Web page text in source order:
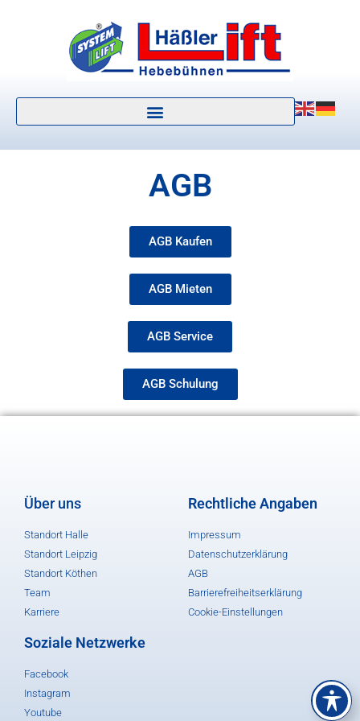
AGB
AGB Kaufen
AGB Mieten
AGB Service
AGB Schulung
Über uns
Standort Halle
Standort Leipzig
Standort Köthen
Team
Karriere
Rechtliche Angaben
Impressum
Datenschutzerklärung
AGB
Barrierefreiheitserklärung
Cookie-Einstellungen
Soziale Netzwerke
Facebook
Instagram
Youtube